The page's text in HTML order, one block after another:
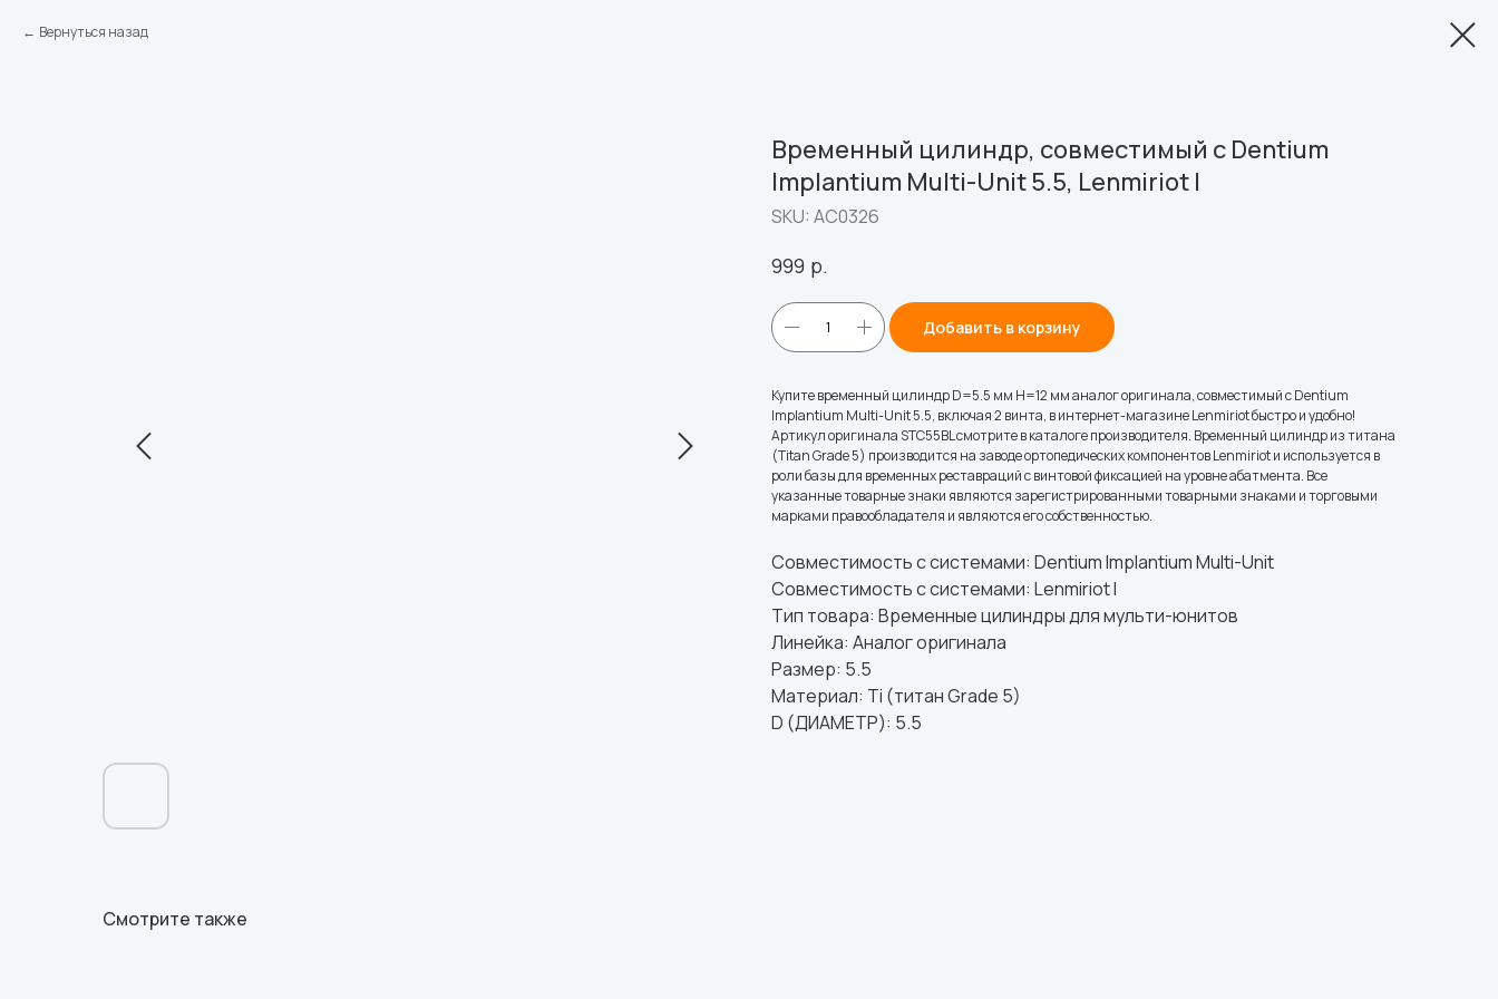
Вернуться назад
Временный цилиндр, совместимый с Dentium
Implantium Multi-Unit 5.5, Lenmiriot I
SKU: АС0326
999 р.
Добавить в корзину
Купите временный цилиндр D=5.5 мм H=12 мм аналог оригинала, совместимый с Dentium
Implantium Multi-Unit 5.5, включая 2 винта, в интернет-магазине Lenmiriot быстро и удобно!
Артикул оригинала STC55BL смотрите в каталоге производителя. Временный цилиндр из титана
(Titan Grade 5) производится на заводе ортопедических компонентов Lenmiriot и используется в
роли базы для временных реставраций с винтовой фиксацией на уровне абатмента. Все
указанные товарные знаки являются зарегистрированными товарными знаками и торговыми
марками правообладателя и являются его собственностью.
Совместимость с системами: Dentium Implantium Multi-Unit
Совместимость с системами: Lenmiriot I
Тип товара: Временные цилиндры для мульти-юнитов
Линейка: Аналог оригинала
Размер: 5.5
Материал: Ti (титан Grade 5)
D (ДИАМЕТР): 5.5
Смотрите также